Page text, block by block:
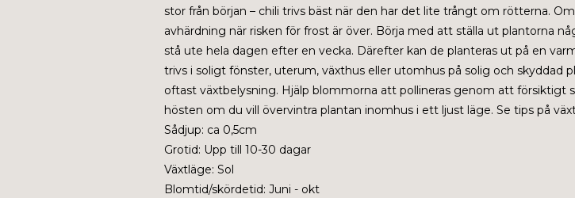
stor från början – chili trivs bäst när den har det lite trångt om rötterna.
avhärdning när risken för frost är över. Börja med att ställa ut plantorna
stå ute hela dagen efter en vecka. Därefter kan de planteras ut på en
trivs i soligt fönster, uterum, växthus eller utomhus på solig och skyddad
oftast växtbelysning. Hjälp blommorna att pollineras genom att försiktigt
hösten om du vill övervintra plantan inomhus i ett ljust läge. Se tips på
Sådjup: ca 0,5cm
Grotid: Upp till 10-30 dagar
Växtläge: Sol
Blomtid/skördetid: Juni - okt